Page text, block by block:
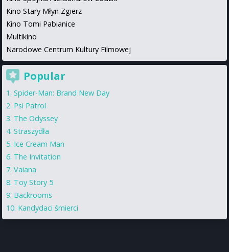
Kino Stary Młyn Zgierz
Kino Tomi Pabianice
Multikino
Narodowe Centrum Kultury Filmowej
Popular
Spider-Man: Brand New Day
Psi Patrol
The Odyssey
Straszydła
Ice Cream Man
The Invitation
Vaiana
Toy Story 5
Backrooms
Kandydaci śmierci